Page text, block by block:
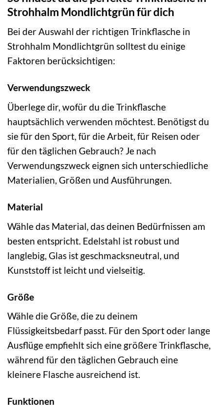
Strohhalm Mondlichtgrün für dich
Bei der Auswahl der richtigen Trinkflasche in
Strohhalm Mondlichtgrün solltest du einige
Faktoren berücksichtigen:
Verwendungszweck
Überlege dir, wofür du die Trinkflasche
hauptsächlich verwenden möchtest. Benötigst du
sie für den Sport, für die Arbeit, für Reisen oder
für den täglichen Gebrauch? Je nach
Verwendungszweck eignen sich unterschiedliche
Materialien, Größen und Ausführungen.
Material
Wähle das Material, das deinen Bedürfnissen am
besten entspricht. Edelstahl ist robust und
langlebig, Glas ist geschmacksneutral, und
Kunststoff ist leicht und vielseitig.
Größe
Wähle die Größe, die zu deinem
Flüssigkeitsbedarf passt. Für den Sport oder lange
Ausflüge empfiehlt sich eine größere Trinkflasche,
während für den täglichen Gebrauch eine
kleinere Flasche ausreichend ist.
Funktionen